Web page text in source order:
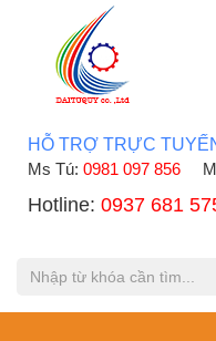
HỖ TRỢ TRỰC
Ms Tú: 0981 097 856
Hotline: 0937 681